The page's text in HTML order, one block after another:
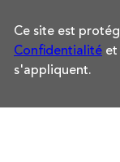
Ce site est
Confidentialité et
s'appliquent.